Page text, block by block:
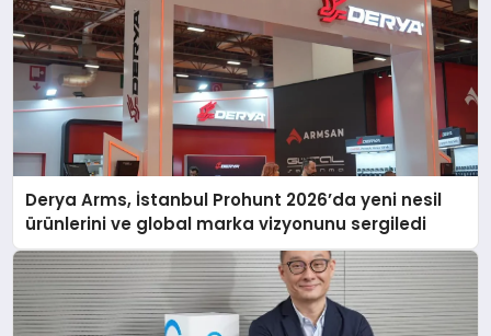
Derya Arms, İstanbul Prohunt 2026’da yeni nesil
ürünlerini ve global marka vizyonunu sergiledi